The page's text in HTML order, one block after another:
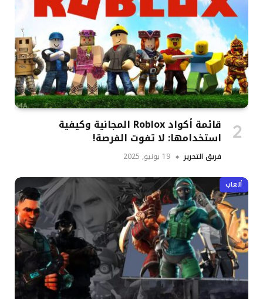
قائمة أكواد Roblox المجانية وكيفية
استخدامها: لا تفوت الفرصة!
فريق التحرير 19 يونيو, 2025
ألعاب